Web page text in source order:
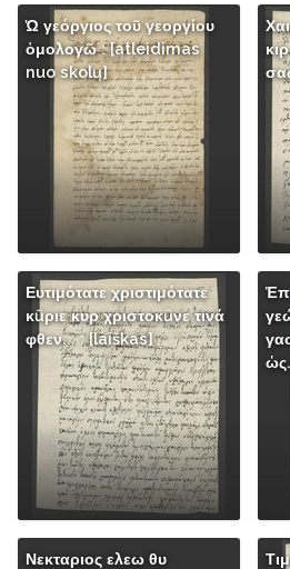
Ὡ γεόργιος τοῦ γεοργίου
ὁμολογῶ : [atleidimas
nuo skolų]
Ευτιμότατε χριστιμότατε
κũριε κυρ χριστοκũνε τινά
φθεν... : [laiškas]
Νεκταριος ελεω θυ